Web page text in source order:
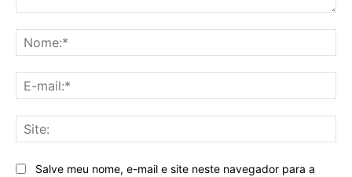
Salve meu nome, e-mail e site neste navegador para a